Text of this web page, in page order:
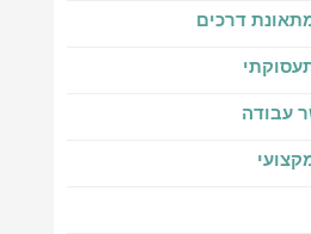
דרכים
עבודה